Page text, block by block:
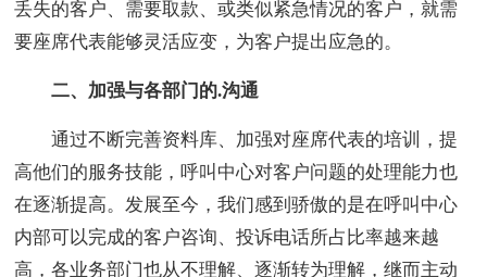
丢失的客户、需要取款、或类似紧急情况的客户，就需
要座席代表能够灵活应变，为客户提出应急的。
二、加强与各部门的.沟通
通过不断完善资料库、加强对座席代表的培训，提
高他们的服务技能，呼叫中心对客户问题的处理能力也
在逐渐提高。发展至今，我们感到骄傲的是在呼叫中心
内部可以完成的客户咨询、投诉电话所占比率越来越
高，各业务部门也从不理解、逐渐转为理解，继而主动